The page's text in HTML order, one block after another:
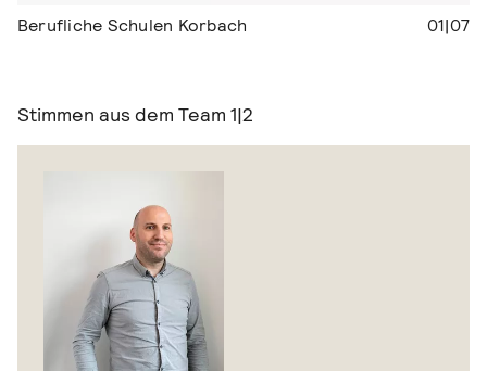
Berufliche Schulen Korbach 01|07
Stimmen aus dem Team 1|2